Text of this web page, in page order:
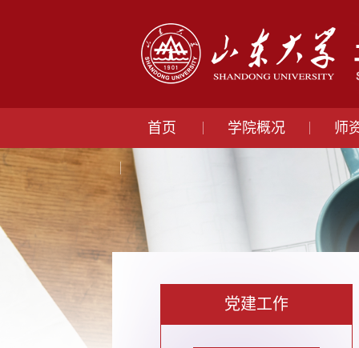
首页 学院概况 师
党建工作